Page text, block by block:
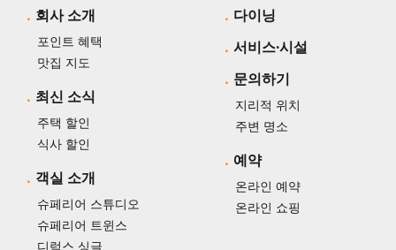
회사 소개
포인트 혜택
맛집 지도
최신 소식
주택 할인
식사 할인
객실 소개
슈페리어 스튜디오
슈페리어 트윈스
디럭스 싱글
다이닝
서비스·시설
문의하기
지리적 위치
주변 명소
예약
온라인 예약
온라인 쇼핑